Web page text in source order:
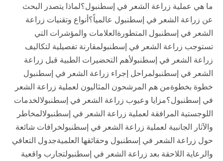
ما هي عملية زراعة الشعر في إسطنبول؟لماذا يتصدر البحث
عن زراعة الشعر في إسطنبول عالمياً؟أنواع وتقنيات زراعة
الشعر في إسطنبول المتطورةالعلامات والمؤشرات التي
تستوجب زراعة الشعر في إسطنبولمقارنة تفصيلية لتكاليف
زراعة الشعر في إسطنبولأهم التحضيرات الطبية قبل زراعة
الشعر في إسطنبولمراحل إجراء زراعة الشعر في إسطنبول
خطوة بخطوةمن هم المرشحون المثاليون لعملية زراعة الشعر
في إسطنبول؟مزايا وعيوب زراعة الشعر في إسطنبولالخدمات
اللوجستية المرافقة لعملية زراعة الشعر في إسطنبولالمخاطر
والآثار الجانبية لعملية زراعة الشعر في إسطنبولخرافات شائعة
حول زراعة الشعر في إسطنبول وحقائقها العلميةجدول التعافي
والرعاية اللاحقة بعد زراعة الشعر في إسطنبولتجارب واقعية